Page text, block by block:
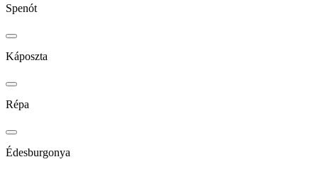
Spenót
Káposzta
Répa
Édesburgonya